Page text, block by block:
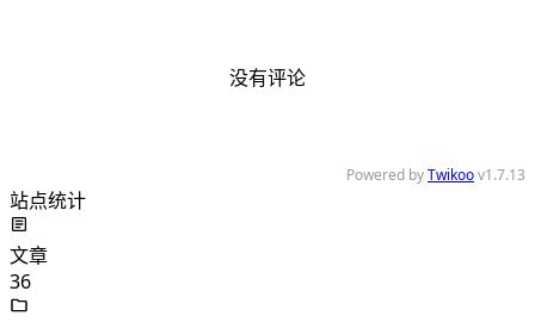
没有评论
Powered byTwikoov1.7.13
站点统计
文章
36